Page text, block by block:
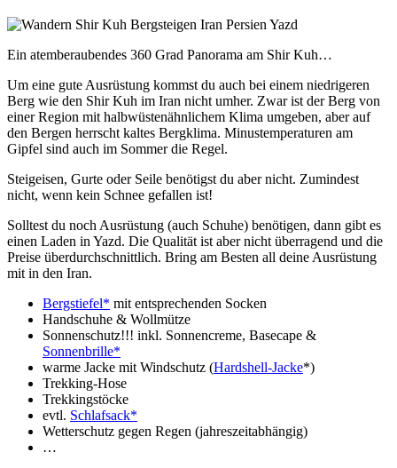
Ein atemberaubendes 360 Grad Panorama am Shir Kuh…
Um eine gute Ausrüstung kommst du auch bei einem niedrigeren
Berg wie den Shir Kuh im Iran nicht umher. Zwar ist der Berg von
einer Region mit halbwüstenähnlichem Klima umgeben, aber auf
den Bergen herrscht kaltes Bergklima. Minustemperaturen am
Gipfel sind auch im Sommer die Regel.
Steigeisen, Gurte oder Seile benötigst du aber nicht. Zumindest
nicht, wenn kein Schnee gefallen ist!
Solltest du noch Ausrüstung (auch Schuhe) benötigen, dann gibt es
einen Laden in Yazd. Die Qualität ist aber nicht überragend und die
Preise überdurchschnittlich. Bring am Besten all deine Ausrüstung
mit in den Iran.
Bergstiefel* mit entsprechenden Socken
Handschuhe & Wollmütze
Sonnenschutz!!! inkl. Sonnencreme, Basecape &
Sonnenbrille*
warme Jacke mit Windschutz (Hardshell-Jacke*)
Trekking-Hose
Trekkingstöcke
evtl. Schlafsack*
Wetterschutz gegen Regen (jahreszeitabhängig)
…